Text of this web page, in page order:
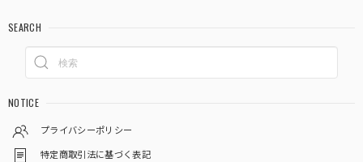
SEARCH
NOTICE
プライバシーポリシー
特定商取引法に基づく表記